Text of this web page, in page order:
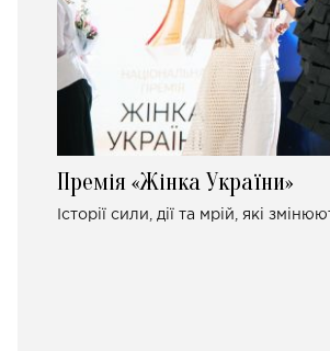
Премія «Жінка України»
Історії сили, дії та мрій, які